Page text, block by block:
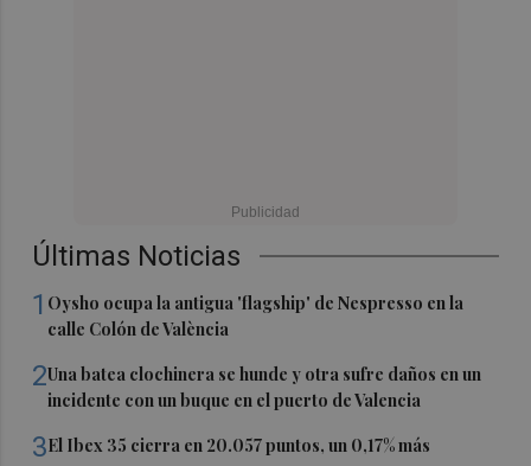
Últimas Noticias
1 Oysho ocupa la antigua 'flagship' de Nespresso en la
calle Colón de València
2Una batea clochinera se hunde y otra sufre daños en un
incidente con un buque en el puerto de Valencia
3El Ibex 35 cierra en 20.057 puntos, un 0,17% más